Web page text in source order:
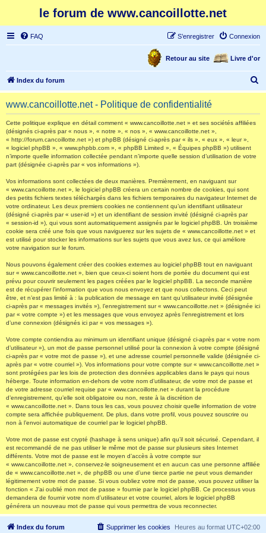
le forum de www.cancoillotte.net
FAQ Connexion
S’enregistrer
Livre d'or
Retour au site
Index du forum
e
www.cancoillotte.net - Politique de confidentialité
Cette politique explique en détail comment « www.cancoillotte.net » et ses sociétés affiliées
(désignés ci-après par « nous », « notre », « nos », « www.cancoillotte.net »,
« http://forum.cancoillotte.net ») et phpBB (désigné ci-après par « ils », « eux », « leur »,
« logiciel phpBB », « www.phpbb.com », « phpBB Limited », « Équipes phpBB ») utilisent
n’importe quelle information collectée pendant n’importe quelle session d’utilisation de votre
part (désignée ci-après par « vos informations »).
Vos informations sont collectées de deux manières. Premièrement, en naviguant sur
« www.cancoillotte.net », le logiciel phpBB créera un certain nombre de cookies, qui sont
des petits fichiers textes téléchargés dans les fichiers temporaires du navigateur Internet de
votre ordinateur. Les deux premiers cookies ne contiennent qu’un identifiant utilisateur
(désigné ci-après par « user-id ») et un identifiant de session invité (désigné ci-après par
« session-id »), qui vous sont automatiquement assignés par le logiciel phpBB. Un troisième
cookie sera créé une fois que vous naviguerez sur les sujets de « www.cancoillotte.net » et
est utilisé pour stocker les informations sur les sujets que vous avez lus, ce qui améliore
votre navigation sur le forum.
Nous pouvons également créer des cookies externes au logiciel phpBB tout en naviguant
sur « www.cancoillotte.net », bien que ceux-ci soient hors de portée du document qui est
prévu pour couvrir seulement les pages créées par le logiciel phpBB. La seconde manière
est de récupérer l’information que vous nous envoyez et que nous collectons. Ceci peut
être, et n’est pas limité à : la publication de message en tant qu’utilisateur invité (désignée
ci-après par « messages invités »), l’enregistrement sur « www.cancoillotte.net » (désignée ici
par « votre compte ») et les messages que vous envoyez après l’enregistrement et lors
d’une connexion (désignés ici par « vos messages »).
Votre compte contiendra au minimum un identifiant unique (désigné ci-après par « votre nom
d’utilisateur »), un mot de passe personnel utilisé pour la connexion à votre compte (désigné
ci-après par « votre mot de passe »), et une adresse courriel personnelle valide (désignée ci-
après par « votre courriel »). Vos informations pour votre compte sur « www.cancoillotte.net »
sont protégées par les lois de protection des données applicables dans le pays qui nous
héberge. Toute information en-dehors de votre nom d’utilisateur, de votre mot de passe et
de votre adresse courriel requise par « www.cancoillotte.net » durant la procédure
d’enregistrement, qu’elle soit obligatoire ou non, reste à la discrétion de
« www.cancoillotte.net ». Dans tous les cas, vous pouvez choisir quelle information de votre
compte sera affichée publiquement. De plus, dans votre profil, vous pouvez souscrire ou
non à l’envoi automatique de courriel par le logiciel phpBB.
Votre mot de passe est crypté (hashage à sens unique) afin qu’il soit sécurisé. Cependant, il
est recommandé de ne pas utiliser le même mot de passe sur plusieurs sites Internet
différents. Votre mot de passe est le moyen d’accès à votre compte sur
« www.cancoillotte.net », conservez-le soigneusement et en aucun cas une personne affiliée
de « www.cancoillotte.net », de phpBB ou une d’une tierce partie ne peut vous demander
légitimement votre mot de passe. Si vous oubliez votre mot de passe, vous pouvez utiliser la
fonction « J’ai oublié mon mot de passe » fournie par le logiciel phpBB. Ce processus vous
demandera de fournir votre nom d’utilisateur et votre courriel, alors le logiciel phpBB
générera un nouveau mot de passe qui vous permettra de vous reconnecter.
Index du forum Heures au format UTC+02:00
Supprimer les cookies